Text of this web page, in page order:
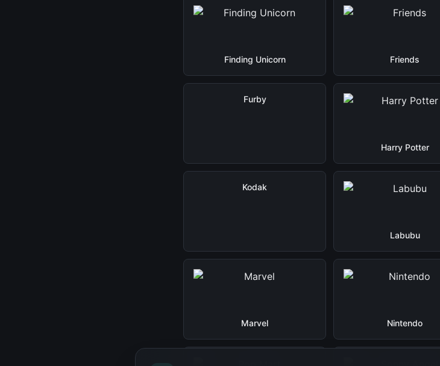
Finding Unicorn Friends
Furby
Harry Potter
Kodak
Labubu
Marvel Nintendo